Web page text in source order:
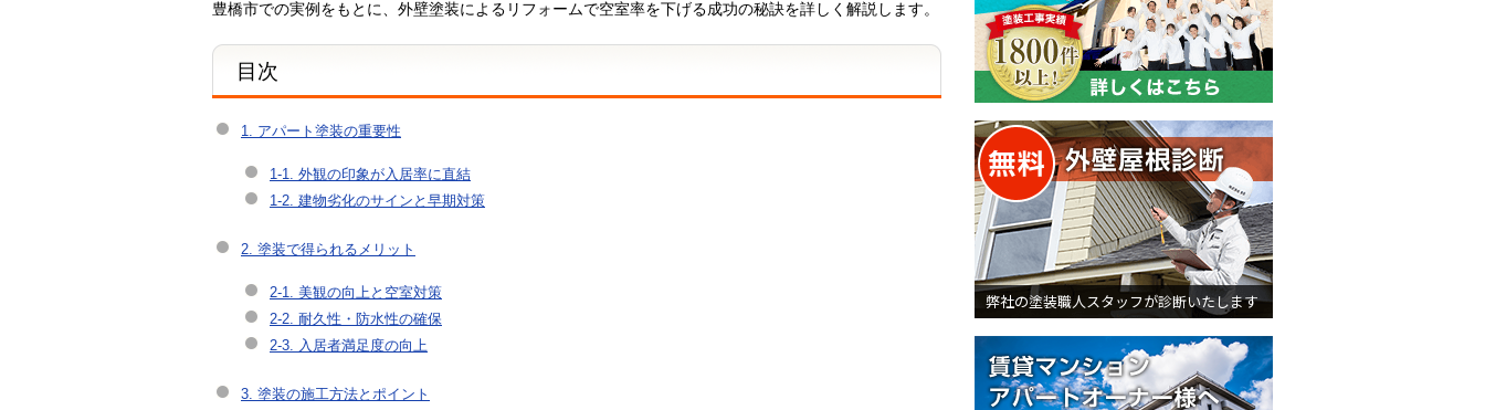
豊橋市での実例をもとに、外壁塗装によるリフォームで空室率を下げる成功の秘訣を詳しく解説します。
目次
1. アパート塗装の重要性
1-1. 外観の印象が入居率に直結
1-2. 建物劣化のサインと早期対策
2. 塗装で得られるメリット
2-1. 美観の向上と空室対策
2-2. 耐久性・防水性の確保
2-3. 入居者満足度の向上
3. 塗装の施工方法とポイント
弊社の塗装職人スタッフが診断いたします